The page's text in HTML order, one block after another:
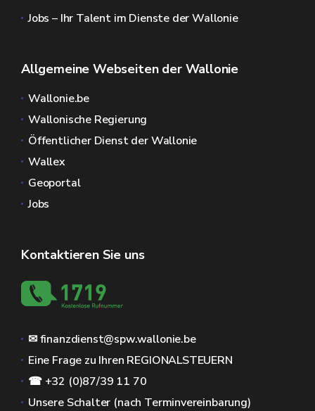
Jobs – Ihr Talent im Dienste der Wallonie
Allgemeine Webseiten der Wallonie
Wallonie.be
Wallonische Regierung
Öffentlicher Dienst der Wallonie
Wallex
Geoportal
Jobs
Kontaktieren Sie uns
✉ finanzdienst@spw.wallonie.be
Eine Frage zu Ihren REGIONALSTEUERN
☎ +32 (0)87/39 11 70
Unsere Schalter (nach Terminvereinbarung)